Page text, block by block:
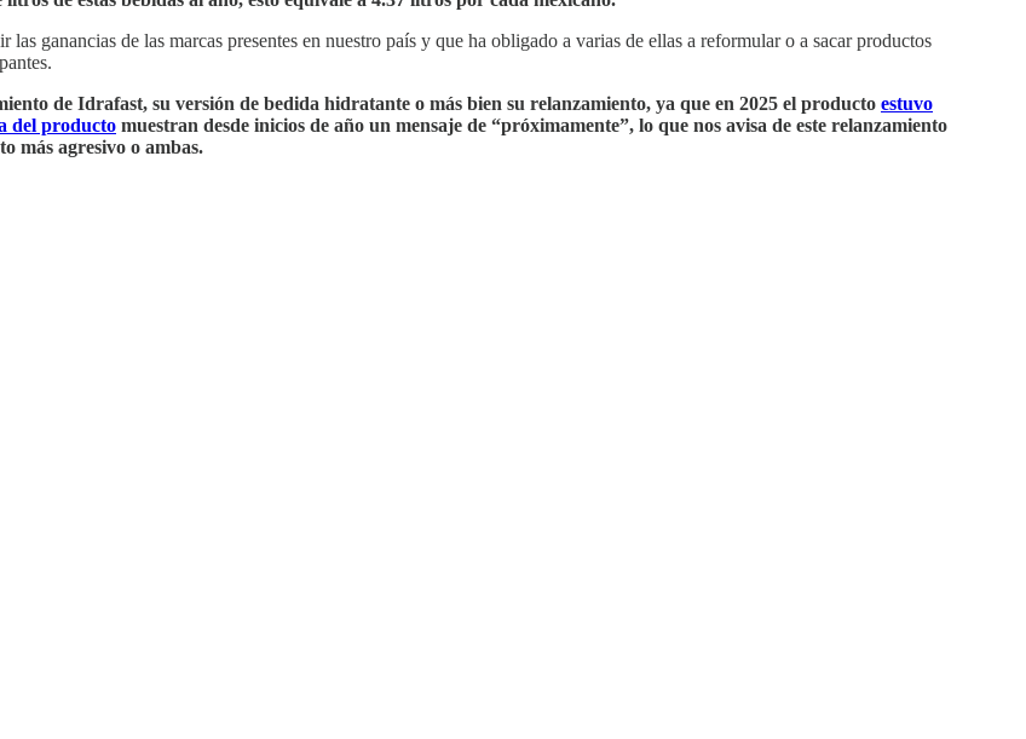
ganancias de las marcas presentes en nuestro país y que ha obligado a varias de ellas a reformular o a sacar productos
de Idrafast, su versión de bedida hidratante o más bien su relanzamiento, ya que en 2025 el producto estuvo
del producto muestran desde inicios de año un mensaje de “próximamente”, lo que nos avisa de este relanzamiento
más agresivo o ambas.